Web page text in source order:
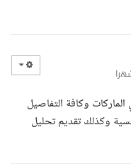
وكافة التفاصيل
وكذلك تقديم تحليل